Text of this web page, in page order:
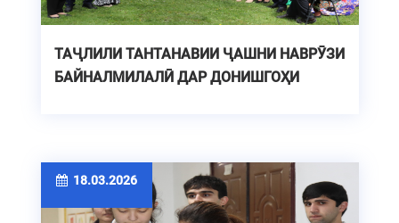
ТАҶЛИЛИ ТАНТАНАВИИ ҶАШНИ НАВРӮЗИ
БАЙНАЛМИЛАЛӢ ДАР ДОНИШГОҲИ
18.03.2026